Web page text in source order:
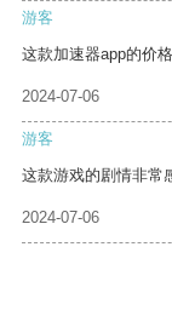
游客
这款加速器app的价
2024-07-06
游客
这款游戏的剧情非常
2024-07-06